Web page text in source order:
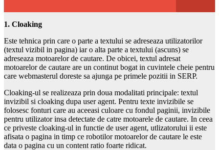
1. Cloaking
Este tehnica prin care o parte a textului se adreseaza utilizatorilor
(textul vizibil in pagina) iar o alta parte a textului (ascuns) se
adreseaza motoarelor de cautare. De obicei, textul adresat
motoarelor de cautare are un continut bogat in cuvintele cheie pentru
care webmasterul doreste sa ajunga pe primele pozitii in SERP.
Cloaking-ul se realizeaza prin doua modalitati principale: textul
invizibil si cloaking dupa user agent. Pentru texte invizibile se
folosesc fonturi care au aceeasi culoare cu fondul paginii, invizibile
pentru utilizator insa detectate de catre motoarele de cautare. In ceea
ce priveste cloaking-ul in functie de user agent, utlizatorului ii este
afisata o pagina in timp ce robotilor motoarelor de cautare le este
data o pagina cu un content ratio foarte ridicat.